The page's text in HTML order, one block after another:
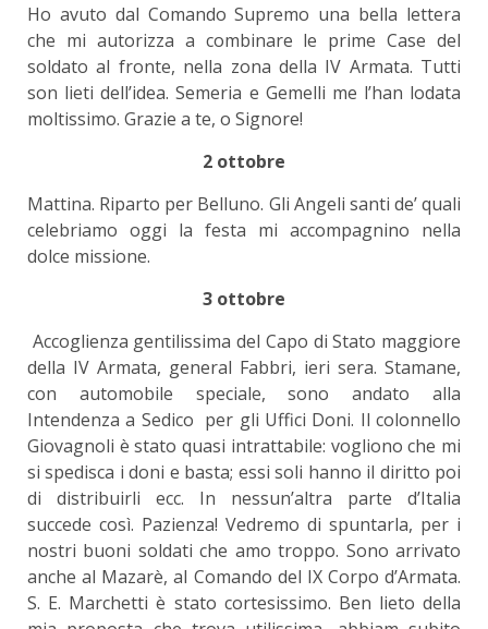
Ho avuto dal Comando Supremo una bella lettera
che mi autorizza a combinare le prime Case del
soldato al fronte, nella zona della IV Armata. Tutti
son lieti dell’idea. Semeria e Gemelli me l’han lodata
moltissimo. Grazie a te, o Signore!
2 ottobre
Mattina. Riparto per Belluno. Gli Angeli santi de’ quali
celebriamo oggi la festa mi accompagnino nella
dolce missione.
3 ottobre
Accoglienza gentilissima del Capo di Stato maggiore
della IV Armata, general Fabbri, ieri sera. Stamane,
con automobile speciale, sono andato alla
Intendenza a Sedico per gli Uffici Doni. Il colonnello
Giovagnoli è stato quasi intrattabile: vogliono che mi
si spedisca i doni e basta; essi soli hanno il diritto poi
di distribuirli ecc. In nessun’altra parte d’Italia
succede così. Pazienza! Vedremo di spuntarla, per i
nostri buoni soldati che amo troppo. Sono arrivato
anche al Mazarè, al Comando del IX Corpo d’Armata.
S. E. Marchetti è stato cortesissimo. Ben lieto della